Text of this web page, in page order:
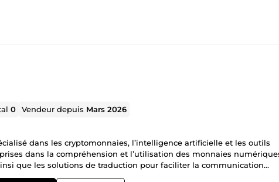
0 Vendeur depuis Mars 2026
dans les cryptomonnaies, l’intelligence artificielle et les outils
dans la compréhension et l’utilisation des monnaies
que les solutions de traduction pour faciliter la communication
tels que la conception de logos professionnels et l’identité visuelle